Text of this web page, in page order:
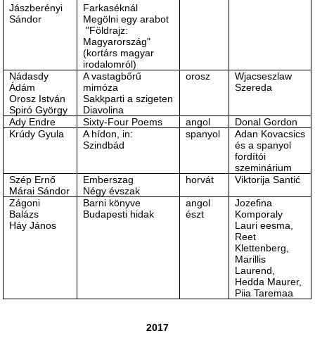
Jászberényi
Sándor
Farkaséknál
Megölni egy arabot
"Földrajz:
Magyarország"
(kortárs magyar
irodalomról)
Nádasdy
Ádám
Orosz István
Spiró György
A vastagbőrű
mimóza
Sakkparti a szigeten
Diavolina
orosz
Wjacseszlaw
Szereda
Ady Endre Sixty-Four Poems angol
Donal Gordon
Krúdy Gyula
A hídon, in:
Szindbád
spanyol
Adan Kovacsics
és a spanyol
fordítói
szeminárium
Szép Ernő
Márai Sándor
Emberszag
Négy évszak
horvát Viktorija Santić
Zágoni
Balázs
Háy János
Barni könyve
Budapesti hidak
angol
észt
Jozefina
Komporaly
Lauri eesma,
Reet
Klettenberg,
Marillis
Laurend,
Hedda Maurer,
Piia Taremaa
2017